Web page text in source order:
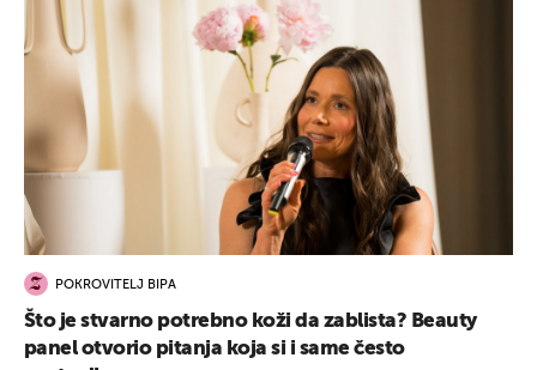
POKROVITELJ BIPA
Što je stvarno potrebno koži da zablista? Beauty
panel otvorio pitanja koja si i same često